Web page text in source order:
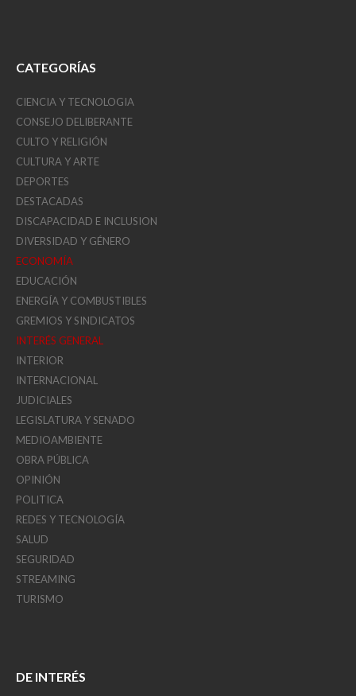
CATEGORÍAS
CIENCIA Y TECNOLOGIA
CONSEJO DELIBERANTE
CULTO Y RELIGIÓN
CULTURA Y ARTE
DEPORTES
DESTACADAS
DISCAPACIDAD E INCLUSION
DIVERSIDAD Y GÉNERO
ECONOMÍA
EDUCACIÓN
ENERGÍA Y COMBUSTIBLES
GREMIOS Y SINDICATOS
INTERÉS GENERAL
INTERIOR
INTERNACIONAL
JUDICIALES
LEGISLATURA Y SENADO
MEDIOAMBIENTE
OBRA PÚBLICA
OPINIÓN
POLITICA
REDES Y TECNOLOGÍA
SALUD
SEGURIDAD
STREAMING
TURISMO
DE INTERÉS